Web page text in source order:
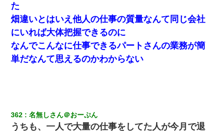
わい(42)渋谷の夜のサービスで19の女の子にゴックンさせ
た結果ｗｗｗｗｗｗｗｗ
【悲報】姉と入浴中に大きくなってしまった結果ｗｗｗｗ
ｗｗｗｗ
離婚しろ」→ 俺「完全に恐喝になってますね」「お前、こ
れが詐欺だって知ってる？」
た
畑違いとはいえ他人の仕事の質量なんて同じ会社
にいれば大体把握できるのに
なんでこんなに仕事できるパートさんの業務が簡
単だなんて思えるのかわからない
362 名無しさん＠おーぷん
うちも、一人で大量の仕事をしてた人が今月で退